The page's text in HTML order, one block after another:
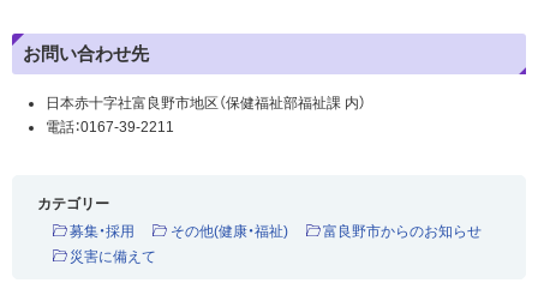
お問い合わせ先
日本赤十字社富良野市地区（保健福祉部福祉課 内）
電話：0167-39-2211
カテゴリー
募集・採用
その他(健康・福祉)
富良野市からのお知らせ
災害に備えて